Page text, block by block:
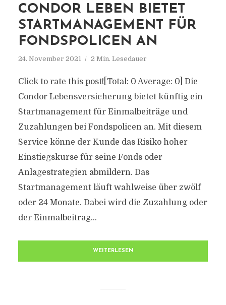
CONDOR LEBEN BIETET
STARTMANAGEMENT FÜR
FONDSPOLICEN AN
24. November 2021 2 Min. Lesedauer
Click to rate this post![Total: 0 Average: 0] Die
Condor Lebensversicherung bietet künftig ein
Startmanagement für Einmalbeiträge und
Zuzahlungen bei Fondspolicen an. Mit diesem
Service könne der Kunde das Risiko hoher
Einstiegskurse für seine Fonds oder
Anlagestrategien abmildern. Das
Startmanagement läuft wahlweise über zwölf
oder 24 Monate. Dabei wird die Zuzahlung oder
der Einmalbeitrag...
WEITERLESEN